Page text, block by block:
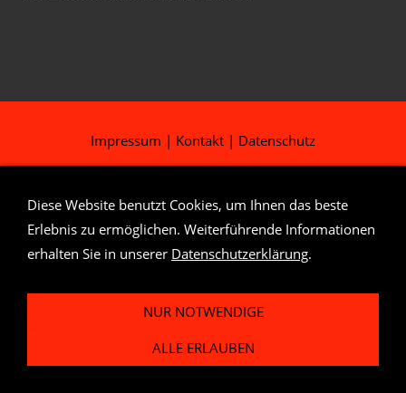
Impressum | Kontakt | Datenschutz
Diese Website benutzt Cookies, um Ihnen das beste
Erlebnis zu ermöglichen. Weiterführende Informationen
erhalten Sie in unserer Datenschutzerklärung.
NUR NOTWENDIGE
ALLE ERLAUBEN